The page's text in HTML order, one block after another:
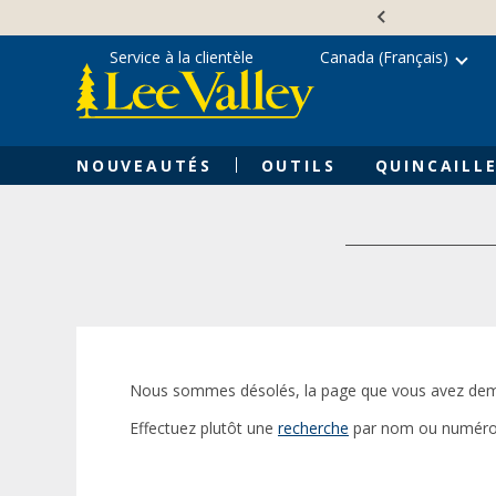
content
NOUVEAUTÉS OUTILS
Service à la clientèle Canada (Français)
Nous sommes désolés, la page que vous avez
Effectuez plutôt une recherche par nom ou